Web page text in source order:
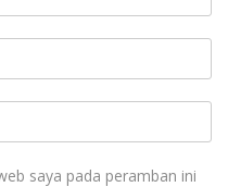
saya pada peramban ini